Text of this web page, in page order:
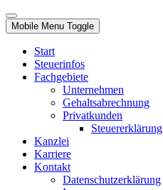
Mobile Menu Toggle
Start
Steuerinfos
Fachgebiete
Unternehmen
Gehaltsabrechnung
Privatkunden
Steuererklärung
Kanzlei
Karriere
Kontakt
Datenschutzerklärung